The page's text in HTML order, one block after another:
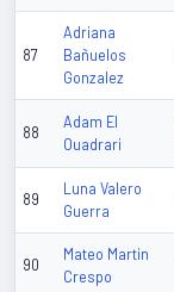
87
Adriana
Bañuelos
Gonzalez
88
Adam El
Ouadrari
89
Luna Valero
Guerra
90
Mateo Martin
Crespo